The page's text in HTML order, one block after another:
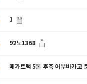
1
92노1368
메가트럭 5톤 후축 어부바카고